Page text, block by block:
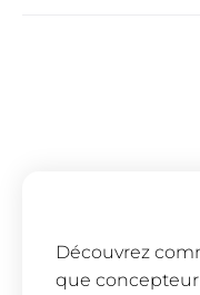
Découvrez
que concepteur